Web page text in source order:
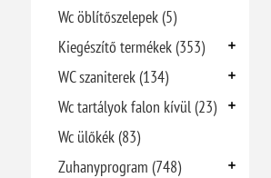
Wc öblítőszelepek (5)
Kiegészítő termékek (353)
WC szaniterek (134)
Wc tartályok falon kívül (23)
Wc ülőkék (83)
Zuhanyprogram (748)